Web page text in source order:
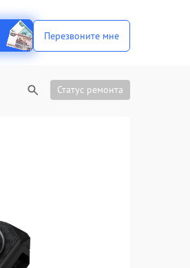
Перезвоните мне
Статус ремонта